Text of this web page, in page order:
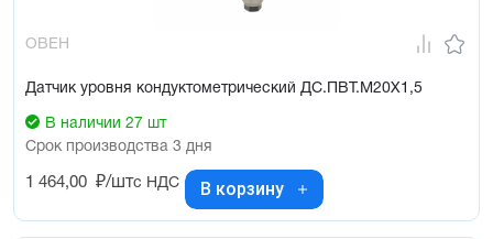
ОВЕН
Датчик уровня кондуктометрический ДС.ПВТ.М20Х1,5
В наличии 27 шт
Срок производства 3 дня
1 464,00 ₽/штс НДС В корзину